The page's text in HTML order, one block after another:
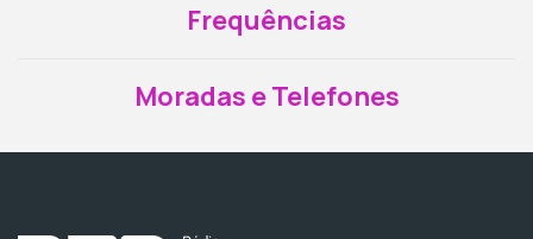
Frequências
Moradas e Telefones